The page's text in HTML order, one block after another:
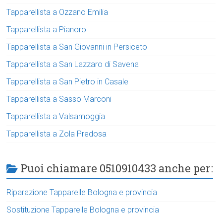
Tapparellista a Ozzano Emilia
Tapparellista a Pianoro
Tapparellista a San Giovanni in Persiceto
Tapparellista a San Lazzaro di Savena
Tapparellista a San Pietro in Casale
Tapparellista a Sasso Marconi
Tapparellista a Valsamoggia
Tapparellista a Zola Predosa
Puoi chiamare 0510910433 anche per:
Riparazione Tapparelle Bologna e provincia
Sostituzione Tapparelle Bologna e provincia